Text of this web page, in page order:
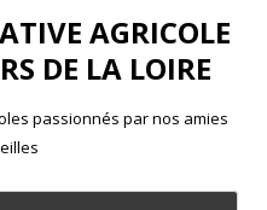
AGRICOLE
DE LA LOIRE
passionnés par nos amies